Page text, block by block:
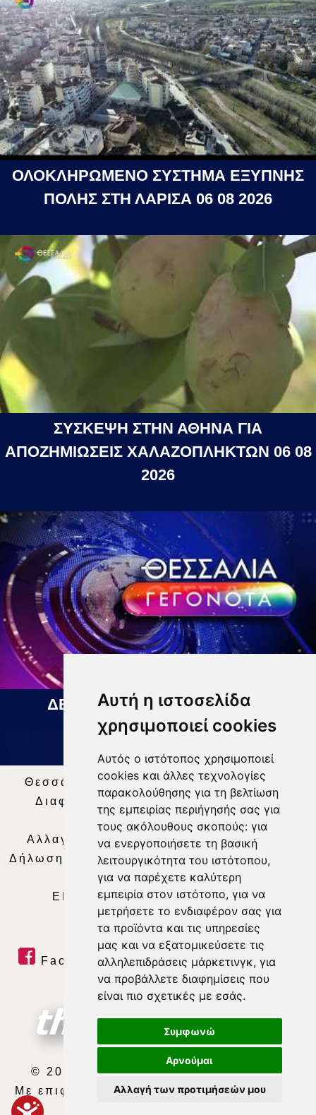
Αυτή η ιστοσελίδα
χρησιμοποιεί cookies
Αυτός ο ιστότοπος χρησιμοποιεί
cookies και άλλες τεχνολογίες
παρακολούθησης για τη βελτίωση
της εμπειρίας περιήγησής σας για
τους ακόλουθους σκοπούς: για
να ενεργοποιήσετε τη βασική
λειτουργικότητα του ιστότοπου,
για να παρέχετε καλύτερη
εμπειρία στον ιστότοπο, για να
μετρήσετε το ενδιαφέρον σας για
τα προϊόντα και τις υπηρεσίες
μας και να εξατομικεύσετε τις
αλληλεπιδράσεις μάρκετινγκ, για
να προβάλλετε διαφημίσεις που
είναι πιο σχετικές με εσάς.
Συμφωνώ
Αρνούμαι
Αλλαγή των προτιμήσεών μου
ΟΛΟΚΛΗΡΩΜΕΝΟ ΣΥΣΤΗΜΑ ΕΞΥΠΝΗΣ
ΠΟΛΗΣ ΣΤΗ ΛΑΡΙΣΑ 06 08 2026
ΣΥΣΚΕΨΗ ΣΤΗΝ ΑΘΗΝΑ ΓΙΑ
ΑΠΟΖΗΜΙΩΣΕΙΣ ΧΑΛΑΖΟΠΛΗΚΤΩΝ 06 08
2026
ΔΕΛΤΙΟ ΕΙΔΗΣΕΩΝ 06 08 2026
Θεσσαλία Τηλεόραση|SNG Services
Διαφήμιση | Όροι Χρήσης |Δήλωση
Απορρήτου |
Περιεχόμενο
Αλλαγή Προτιμήσεων για τα Cookies
Δήλωση συμμόρφωσης με τη σύσταση (ΕΕ)
2018/334|Ταυτότητα
ΕΝΗΜΕΡΩΣΗ |WEB TV| LIVE
Facebook| Twitter | Youtube
RSS Feed
© 2026 ΘΕΣΣΑΛΙΑ ΤΗΛΕΟΡΑΣΗ Α.Ε.
Με επιφύλαξη κάθε νόμιμου δικαιώματος.